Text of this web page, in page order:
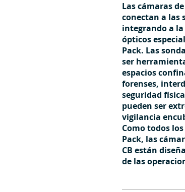
Las cámaras
conectan a las
integrando a
ópticos
Pack. Las
ser
espacios
forenses,
seguridad
pueden ser
vigilancia
Como todos
Pack, las
CB están
de las